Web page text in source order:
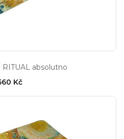
RITUAL absolutno
Kč